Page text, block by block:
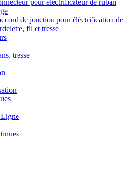
pour électrificateur de ruban
de jonction pour éléctrification de
fil et tresse
tresse
Ligne